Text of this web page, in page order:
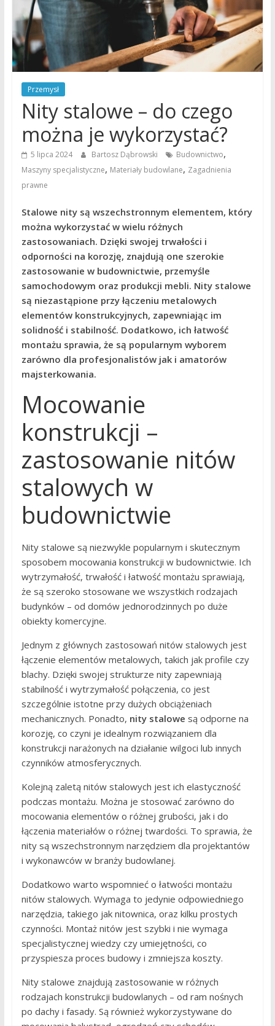
Przemysł
Nity stalowe – do czego
można je wykorzystać?
5 lipca 2024 Bartosz Dąbrowski Budownictwo,
Maszyny specjalistyczne, Materiały budowlane, Zagadnienia
prawne
Stalowe nity są wszechstronnym elementem, który
można wykorzystać w wielu różnych
zastosowaniach. Dzięki swojej trwałości i
odporności na korozję, znajdują one szerokie
zastosowanie w budownictwie, przemyśle
samochodowym oraz produkcji mebli. Nity stalowe
są niezastąpione przy łączeniu metalowych
elementów konstrukcyjnych, zapewniając im
solidność i stabilność. Dodatkowo, ich łatwość
montażu sprawia, że są popularnym wyborem
zarówno dla profesjonalistów jak i amatorów
majsterkowania.
Mocowanie
konstrukcji –
zastosowanie nitów
stalowych w
budownictwie
Nity stalowe są niezwykle popularnym i skutecznym
sposobem mocowania konstrukcji w budownictwie. Ich
wytrzymałość, trwałość i łatwość montażu sprawiają,
że są szeroko stosowane we wszystkich rodzajach
budynków – od domów jednorodzinnych po duże
obiekty komercyjne.
Jednym z głównych zastosowań nitów stalowych jest
łączenie elementów metalowych, takich jak profile czy
blachy. Dzięki swojej strukturze nity zapewniają
stabilność i wytrzymałość połączenia, co jest
szczególnie istotne przy dużych obciążeniach
mechanicznych. Ponadto, nity stalowe są odporne na
korozję, co czyni je idealnym rozwiązaniem dla
konstrukcji narażonych na działanie wilgoci lub innych
czynników atmosferycznych.
Kolejną zaletą nitów stalowych jest ich elastyczność
podczas montażu. Można je stosować zarówno do
mocowania elementów o różnej grubości, jak i do
łączenia materiałów o różnej twardości. To sprawia, że
nity są wszechstronnym narzędziem dla projektantów
i wykonawców w branży budowlanej.
Dodatkowo warto wspomnieć o łatwości montażu
nitów stalowych. Wymaga to jedynie odpowiedniego
narzędzia, takiego jak nitownica, oraz kilku prostych
czynności. Montaż nitów jest szybki i nie wymaga
specjalistycznej wiedzy czy umiejętności, co
przyspiesza proces budowy i zmniejsza koszty.
Nity stalowe znajdują zastosowanie w różnych
rodzajach konstrukcji budowlanych – od ram nośnych
po dachy i fasady. Są również wykorzystywane do